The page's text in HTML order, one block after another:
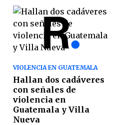
VIOLENCIA EN GUATEMALA
Hallan dos cadáveres
con señales de
violencia en
Guatemala y Villa
Nueva